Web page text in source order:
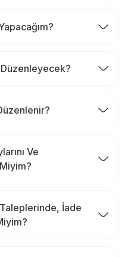
Düzenleyecek?
Ve
İade